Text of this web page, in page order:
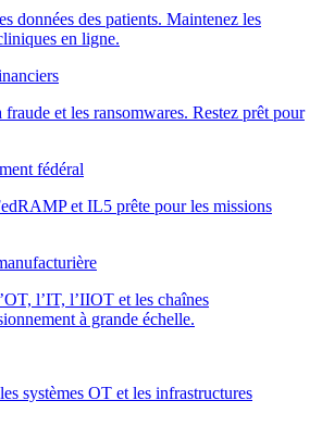
données des patients. Maintenez les
en ligne.
fraude et les ransomwares. Restez prêt pour
fédéral
et IL5 prête pour les missions
l’IT, l’IIOT et les chaînes
à grande échelle.
systèmes OT et les infrastructures